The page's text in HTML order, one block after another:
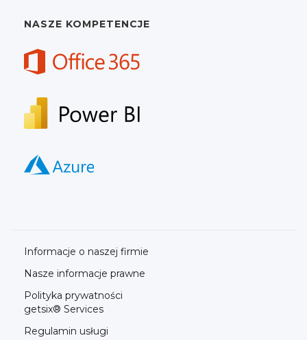
NASZE KOMPETENCJE
Informacje o naszej firmie
Nasze informacje prawne
Polityka prywatności
getsix® Services
Regulamin usługi